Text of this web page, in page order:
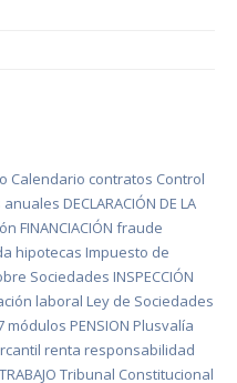
Calendario contratos Control
anuales DECLARACIÓN DE LA
FINANCIACIÓN fraude
hipotecas Impuesto de
Sociedades INSPECCIÓN
laboral Ley de Sociedades
módulos PENSION Plusvalía
renta responsabilidad
TRABAJO Tribunal Constitucional